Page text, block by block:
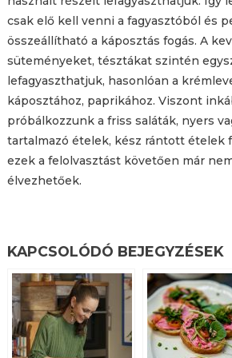
csak elő kell venni a fagyasztóból és
összeállítható a káposztás fogás. A
süteményeket, tésztákat szintén
lefagyaszthatjuk, hasonlóan a
káposztához, paprikához. Viszont
próbálkozzunk a friss saláták, nyers
tartalmazó ételek, kész rántott ételek
ezek a felolvasztást követően már
élvezhetőek.
KAPCSOLÓDÓ BEJEGYZÉSEK